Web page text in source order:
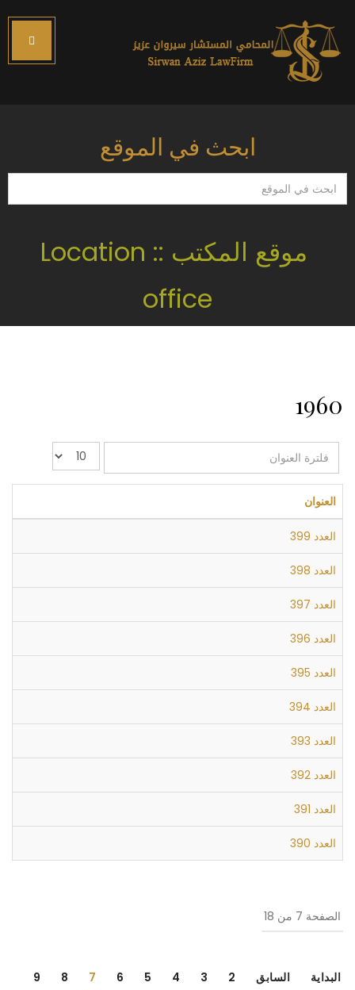
ابحث في الموقع
ابحث
في
موقع المكتب :: Location
office
1960
فلترة
العنوان
عدد
الإظهارات:
العنوان
العدد 399
العدد 398
العدد 397
العدد 396
العدد 395
العدد 394
العدد 393
العدد 392
العدد 391
العدد 390
الصفحة 7 من 18
البداية السابق 2
3
4
5
6
7
8
9